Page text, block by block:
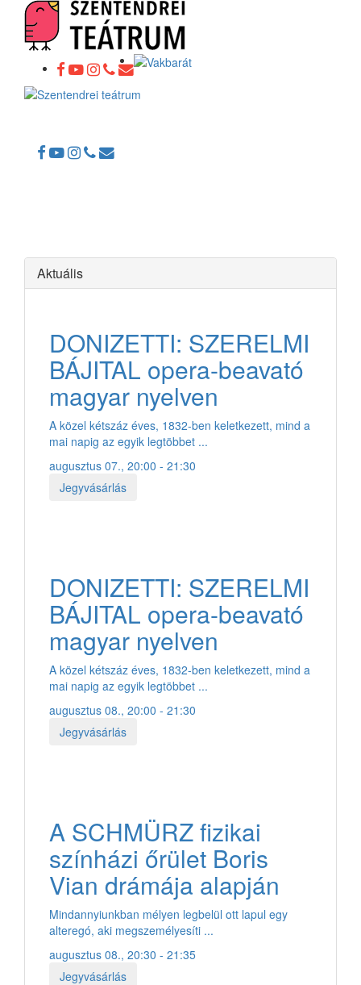
Aktuális
DONIZETTI: SZERELMI
BÁJITAL opera-beavató
magyar nyelven
A közel kétszáz éves, 1832-ben keletkezett, mind a
mai napig az egyik legtöbbet ...
augusztus 07., 20:00 - 21:30
Jegyvásárlás
DONIZETTI: SZERELMI
BÁJITAL opera-beavató
magyar nyelven
A közel kétszáz éves, 1832-ben keletkezett, mind a
mai napig az egyik legtöbbet ...
augusztus 08., 20:00 - 21:30
Jegyvásárlás
A SCHMÜRZ fizikai
színházi őrület Boris
Vian drámája alapján
Mindannyiunkban mélyen legbelül ott lapul egy
alteregó, aki megszemélyesíti ...
augusztus 08., 20:30 - 21:35
Jegyvásárlás